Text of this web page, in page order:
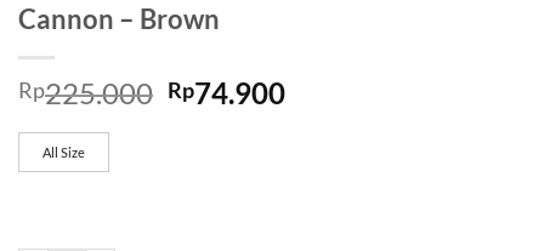
Cannon – Brown
Rp225.000 Rp74.900
All Size